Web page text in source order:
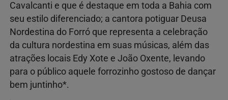
Cavalcanti e que é destaque em toda a Bahia com
seu estilo diferenciado; a cantora potiguar Deusa
Nordestina do Forró que representa a celebração
da cultura nordestina em suas músicas, além das
atrações locais Edy Xote e João Oxente, levando
para o público aquele forrozinho gostoso de dançar
bem juntinho*.